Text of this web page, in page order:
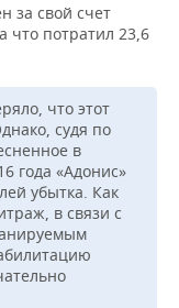
за свой счет
что потратил 23,6
что этот
судя по
в
года «Адонис»
убытка. Как
в связи с